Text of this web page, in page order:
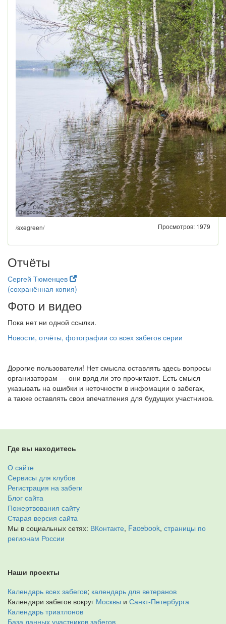
Просмотров: 1979
/sxegreen/
Отчёты
Сергей Тюменцев
(сохранённая копия)
Фото и видео
Пока нет ни одной ссылки.
Новости, отчёты, фотографии со всех забегов серии
Дорогие пользователи! Нет смысла оставлять здесь вопросы
организаторам — они вряд ли это прочитают. Есть смысл
указывать на ошибки и неточности в инфомации о забегах,
а также оставлять свои впечатления для будущих участников.
Где вы находитесь
О сайте
Сервисы для клубов
Регистрация на забеги
Блог сайта
Пожертвования сайту
Старая версия сайта
Мы в социальных сетях: ВКонтакте, Facebook, страницы по
регионам России
Наши проекты
Календарь всех забегов; календарь для ветеранов
Календари забегов вокруг Москвы и Санкт-Петербурга
Календарь триатлонов
База данных участников забегов